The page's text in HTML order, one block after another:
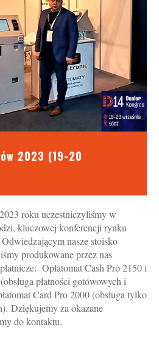
2023 (19-20
roku uczestniczyliśmy w
kluczowej konferencji rynku
nasze stoisko
produkowane przez nas
Opłatomat Cash Pro 2150 i
płatności gotówowych i
Card Pro 2000 (obsługa tylko
Dziękujemy za okazane
do kontaktu.